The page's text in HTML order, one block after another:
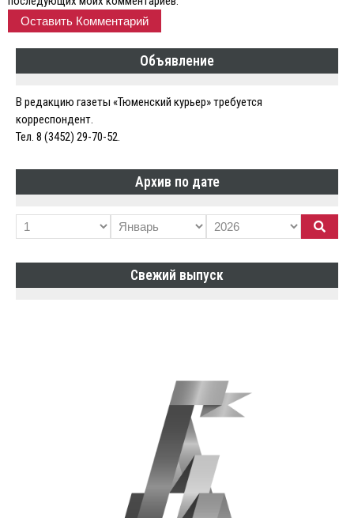
Объявление
В редакцию газеты «Тюменский курьер» требуется
корреспондент.
Тел. 8 (3452) 29-70-52.
Архив по дате
Свежий выпуск